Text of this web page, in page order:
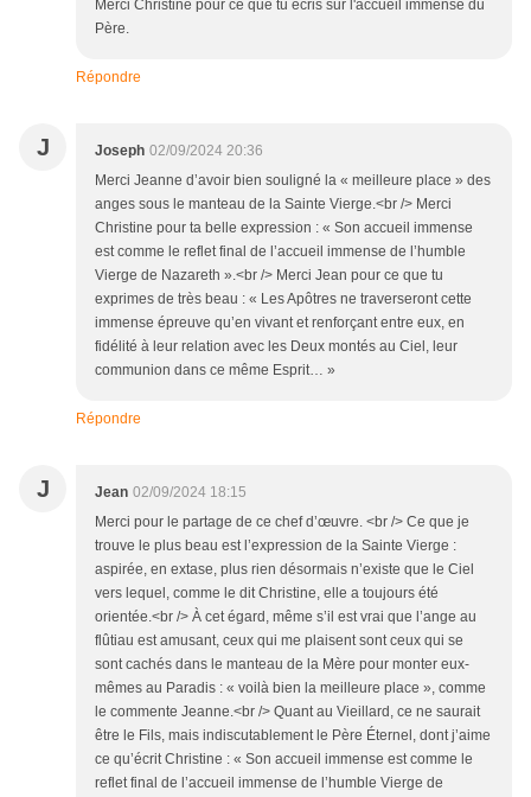
Merci Christine pour ce que tu écris sur l'accueil immense du
Père.
Répondre
J Joseph 02/09/2024 20:36
Merci Jeanne d’avoir bien souligné la « meilleure place » des
anges sous le manteau de la Sainte Vierge.<br /> Merci
Christine pour ta belle expression : « Son accueil immense
est comme le reflet final de l’accueil immense de l’humble
Vierge de Nazareth ».<br /> Merci Jean pour ce que tu
exprimes de très beau : « Les Apôtres ne traverseront cette
immense épreuve qu’en vivant et renforçant entre eux, en
fidélité à leur relation avec les Deux montés au Ciel, leur
communion dans ce même Esprit… »
Répondre
J Jean 02/09/2024 18:15
Merci pour le partage de ce chef d’œuvre. <br /> Ce que je
trouve le plus beau est l’expression de la Sainte Vierge :
aspirée, en extase, plus rien désormais n’existe que le Ciel
vers lequel, comme le dit Christine, elle a toujours été
orientée.<br /> À cet égard, même s’il est vrai que l’ange au
flûtiau est amusant, ceux qui me plaisent sont ceux qui se
sont cachés dans le manteau de la Mère pour monter eux-
mêmes au Paradis : « voilà bien la meilleure place », comme
le commente Jeanne.<br /> Quant au Vieillard, ce ne saurait
être le Fils, mais indiscutablement le Père Éternel, dont j’aime
ce qu’écrit Christine : « Son accueil immense est comme le
reflet final de l’accueil immense de l’humble Vierge de